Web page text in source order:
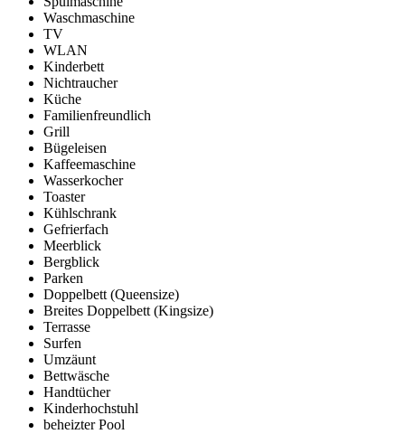
Waschmaschine
TV
WLAN
Kinderbett
Nichtraucher
Küche
Familienfreundlich
Grill
Bügeleisen
Kaffeemaschine
Wasserkocher
Toaster
Kühlschrank
Gefrierfach
Meerblick
Bergblick
Parken
Doppelbett (Queensize)
Breites Doppelbett (Kingsize)
Terrasse
Surfen
Umzäunt
Bettwäsche
Handtücher
Kinderhochstuhl
beheizter Pool